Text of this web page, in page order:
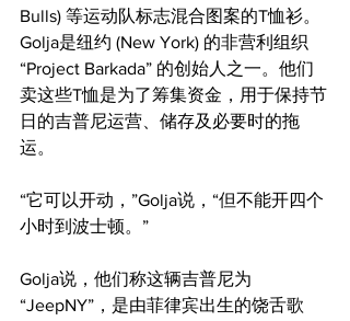
Bulls) 等运动队标志混合图案的T恤衫。
Golja是纽约 (New York) 的非营利组织
“Project Barkada” 的创始人之一。他们
卖这些T恤是为了筹集资金，用于保持节
日的吉普尼运营、储存及必要时的拖
运。
“它可以开动，”Golja说，“但不能开四个
小时到波士顿。”
Golja说，他们称这辆吉普尼为
“JeepNY”，是由菲律宾出生的饶舌歌